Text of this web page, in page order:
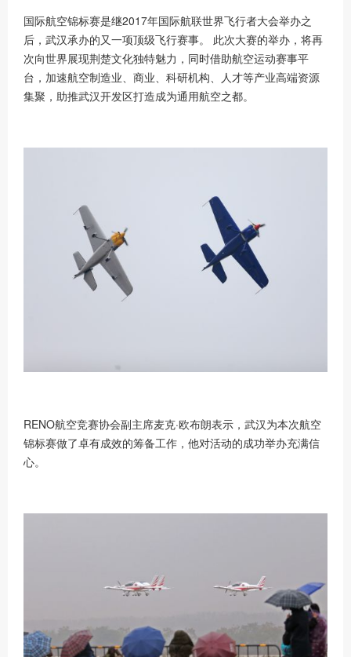
国际航空锦标赛是继2017年国际航联世界飞行者大会举办之
后，武汉承办的又一项顶级飞行赛事。 此次大赛的举办，将再
次向世界展现荆楚文化独特魅力，同时借助航空运动赛事平
台，加速航空制造业、商业、科研机构、人才等产业高端资源
集聚，助推武汉开发区打造成为通用航空之都。
RENO航空竞赛协会副主席麦克·欧布朗表示，武汉为本次航空
锦标赛做了卓有成效的筹备工作，他对活动的成功举办充满信
心。